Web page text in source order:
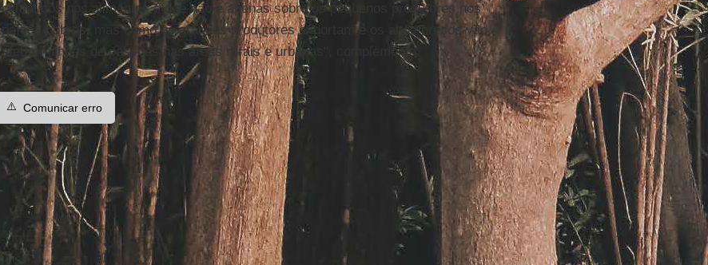
climáticos nos alimentos é que não é apenas sobre os pequenos produtores nos
países pobres, mas como os grandes produtores exportam e os altos preços vão
afetar milhões de pessoas nas áreas rurais e urbanas", complementa.
⚠️ Comunicar erro